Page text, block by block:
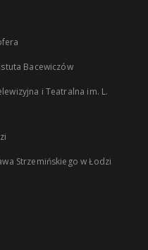
Bacewiczów
i Teatralna im. L.
Strzemińskiego w Łodzi